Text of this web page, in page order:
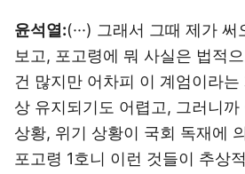
윤석열:(···) 그래서 그때 제가 써
보고, 포고령에 뭐 사실은 법적
건 많지만 어차피 이 계엄이라는
상 유지되기도 어렵고, 그러니
상황, 위기 상황이 국회 독재에
포고령 1호니 이런 것들이 추상